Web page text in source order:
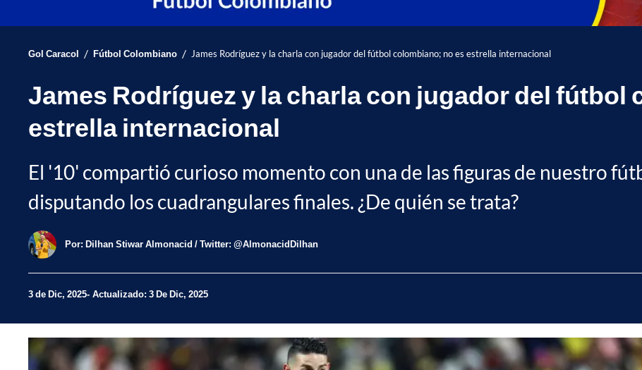
Gol Caracol / Fútbol Colombiano / James Rodríguez y la charla con jugador del fútbol colombiano; no es estrella internacional
James Rodríguez y la charla con jugador del fútbol
estrella internacional
El '10' compartió curioso momento con una de las figuras de nuestro
disputando los cuadrangulares finales. ¿De quién se trata?
Por: Dilhan Stiwar Almonacid / Twitter: @AlmonacidDilhan
3 de Dic, 2025 Actualizado: 3 De Dic, 2025